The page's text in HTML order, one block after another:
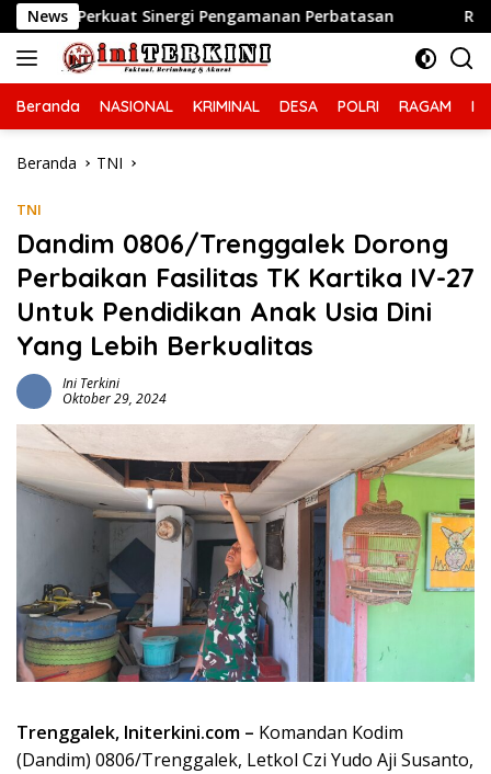
Langsung
ke
konten
NewsPengamanan Perbatasan Respon Cepat
Beranda NASIONAL KRIMINAL DESA POLRI RAGAM
Beranda TNI
TNI
Dandim 0806/Trenggalek Dorong
Perbaikan Fasilitas TK Kartika IV-27
Untuk Pendidikan Anak Usia Dini
Yang Lebih Berkualitas
Ini Terkini
Oktober 29, 2024
Trenggalek, Initerkini.com – Komandan Kodim
(Dandim) 0806/Trenggalek, Letkol Czi Yudo Aji Susanto,